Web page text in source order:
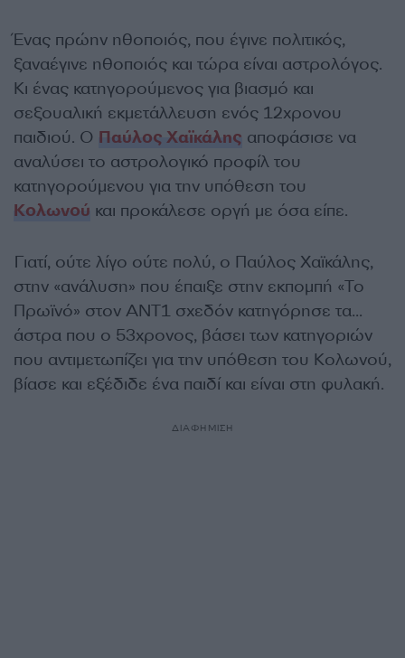
Ένας πρώην ηθοποιός, που έγινε πολιτικός,
ξαναέγινε ηθοποιός και τώρα είναι αστρολόγος.
Κι ένας κατηγορούμενος για βιασμό και
σεξουαλική εκμετάλλευση ενός 12χρονου
παιδιού. Ο Παύλος Χαϊκάλης αποφάσισε να
αναλύσει το αστρολογικό προφίλ του
κατηγορούμενου για την υπόθεση του
Κολωνού και προκάλεσε οργή με όσα είπε.
Γιατί, ούτε λίγο ούτε πολύ, ο Παύλος Χαϊκάλης,
στην «ανάλυση» που έπαιξε στην εκπομπή «Το
Πρωϊνό» στον ΑΝΤ1 σχεδόν κατηγόρησε τα…
άστρα που ο 53χρονος, βάσει των κατηγοριών
που αντιμετωπίζει για την υπόθεση του Κολωνού,
βίασε και εξέδιδε ένα παιδί και είναι στη φυλακή.
ΔΙΑΦΗΜΙΣΗ